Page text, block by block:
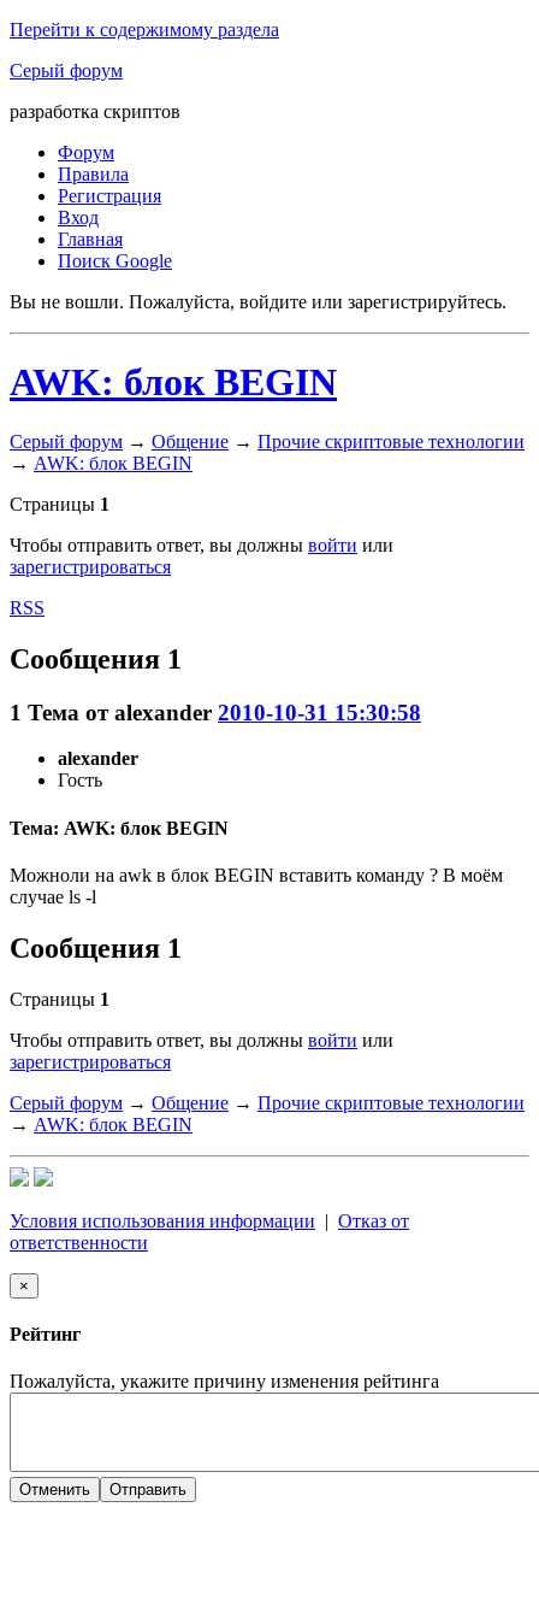
Перейти к содержимому раздела
Серый форум
разработка скриптов
Форум
Правила
Регистрация
Вход
Главная
Поиск Google
Вы не вошли. Пожалуйста, войдите или зарегистрируйтесь.
AWK: блок BEGIN
Серый форум → Общение → Прочие скриптовые технологии
→ AWK: блок BEGIN
Страницы 1
Чтобы отправить ответ, вы должны войти или
зарегистрироваться
RSS
Сообщения 1
1 Тема отalexander 2010-10-31 15:30:58
alexander
Гость
Тема: AWK: блок BEGIN
Можноли на awk в блок BEGIN вставить команду ? В моём
случае ls -l
Сообщения 1
Страницы 1
Чтобы отправить ответ, вы должны войти или
зарегистрироваться
Серый форум → Общение → Прочие скриптовые технологии
→ AWK: блок BEGIN
Условия использования информации | Отказ от
ответственности
×
Рейтинг
Пожалуйста, укажите причину изменения рейтинга
Отменить Отправить